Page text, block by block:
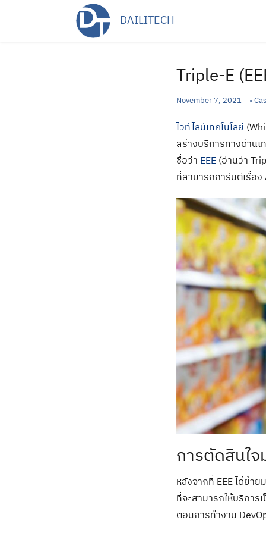
DAILITECH
Triple-E
November 7, 2021 •
ไวท์ไลน์เทคโนโลยี
สร้างบริการทางด้านเ
ชื่อว่า EEE(อ่านว่า
ที่สามารถการันตีเรื่อ
การตัดสินใจ
หลังจากที่ EEE ได้ย้า
ที่จะสามารถให้บริการ
ตอนการทำงาน